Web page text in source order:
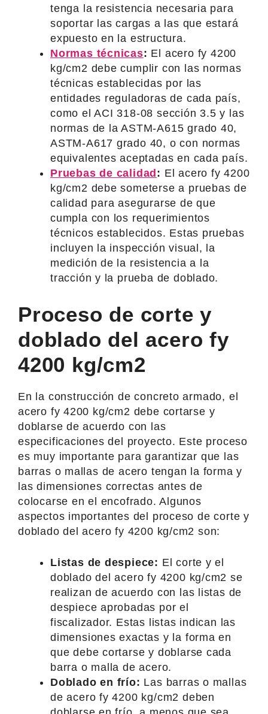
tenga la resistencia necesaria para
soportar las cargas a las que estará
expuesto en la estructura.
Normas técnicas: El acero fy 4200
kg/cm2 debe cumplir con las normas
técnicas establecidas por las
entidades reguladoras de cada país,
como el ACI 318-08 sección 3.5 y las
normas de la ASTM-A615 grado 40,
ASTM-A617 grado 40, o con normas
equivalentes aceptadas en cada país.
Pruebas de calidad: El acero fy 4200
kg/cm2 debe someterse a pruebas de
calidad para asegurarse de que
cumpla con los requerimientos
técnicos establecidos. Estas pruebas
incluyen la inspección visual, la
medición de la resistencia a la
tracción y la prueba de doblado.
Proceso de corte y
doblado del acero fy
4200 kg/cm2
En la construcción de concreto armado, el
acero fy 4200 kg/cm2 debe cortarse y
doblarse de acuerdo con las
especificaciones del proyecto. Este proceso
es muy importante para garantizar que las
barras o mallas de acero tengan la forma y
las dimensiones correctas antes de
colocarse en el encofrado. Algunos
aspectos importantes del proceso de corte y
doblado del acero fy 4200 kg/cm2 son:
Listas de despiece: El corte y el
doblado del acero fy 4200 kg/cm2 se
realizan de acuerdo con las listas de
despiece aprobadas por el
fiscalizador. Estas listas indican las
dimensiones exactas y la forma en
que debe cortarse y doblarse cada
barra o malla de acero.
Doblado en frío: Las barras o mallas
de acero fy 4200 kg/cm2 deben